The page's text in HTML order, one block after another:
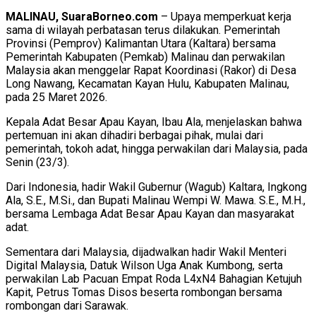
MALINAU, SuaraBorneo.com – Upaya memperkuat kerja
sama di wilayah perbatasan terus dilakukan. Pemerintah
Provinsi (Pemprov) Kalimantan Utara (Kaltara) bersama
Pemerintah Kabupaten (Pemkab) Malinau dan perwakilan
Malaysia akan menggelar Rapat Koordinasi (Rakor) di Desa
Long Nawang, Kecamatan Kayan Hulu, Kabupaten Malinau,
pada 25 Maret 2026.
Kepala Adat Besar Apau Kayan, Ibau Ala, menjelaskan bahwa
pertemuan ini akan dihadiri berbagai pihak, mulai dari
pemerintah, tokoh adat, hingga perwakilan dari Malaysia, pada
Senin (23/3).
Dari Indonesia, hadir Wakil Gubernur (Wagub) Kaltara, Ingkong
Ala, S.E., M.Si., dan Bupati Malinau Wempi W. Mawa. S.E., M.H.,
bersama Lembaga Adat Besar Apau Kayan dan masyarakat
adat.
Sementara dari Malaysia, dijadwalkan hadir Wakil Menteri
Digital Malaysia, Datuk Wilson Uga Anak Kumbong, serta
perwakilan Lab Pacuan Empat Roda L4xN4 Bahagian Ketujuh
Kapit, Petrus Tomas Disos beserta rombongan bersama
rombongan dari Sarawak.